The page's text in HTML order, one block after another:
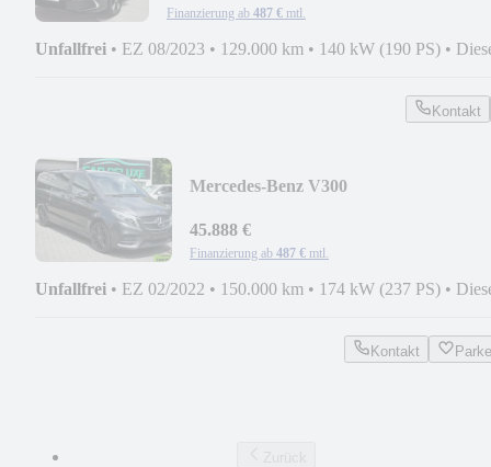
Finanzierung ab 487 € mtl.
Unfallfrei • EZ 08/2023 • 129.000 km • 140 kW (190 PS) •
Kontakt
Mercedes-Benz V300
TÜREN*7SITZ*360
45.888 €
Finanzierung ab 487 € mtl.
Unfallfrei • EZ 02/2022 • 150.000 km • 174 kW (237 PS) •
Kontakt